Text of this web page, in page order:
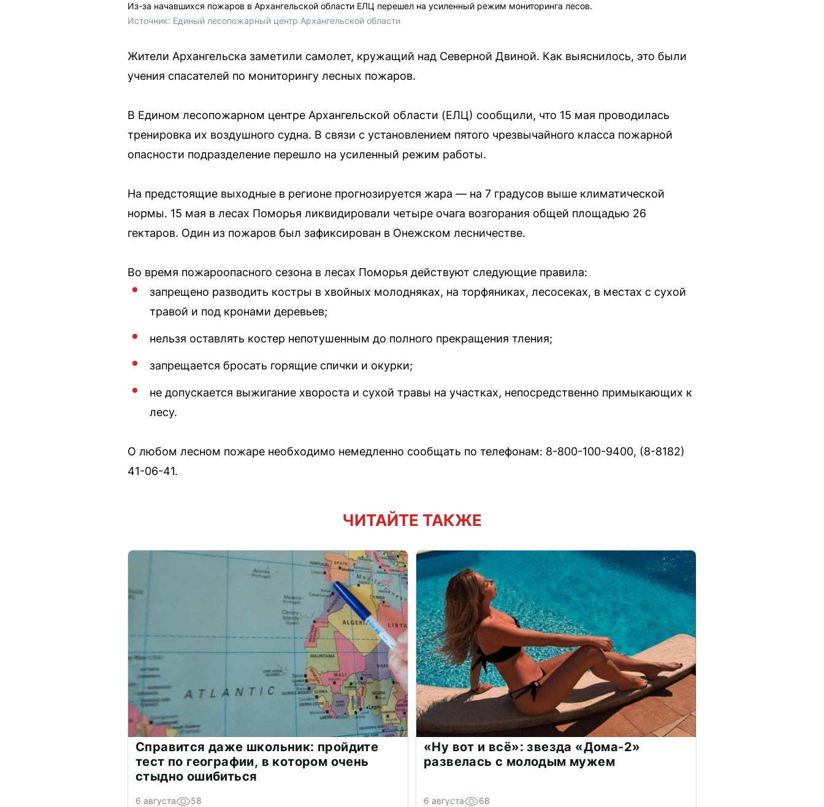
Из-за начавшихся пожаров в Архангельской области ЕЛЦ перешел на усиленный режим мониторинга лесов.
Источник: Единый лесопожарный центр Архангельской области
Жители Архангельска заметили самолет, кружащий над Северной Двиной. Как выяснилось, это были
учения спасателей по мониторингу лесных пожаров.
В Едином лесопожарном центре Архангельской области (ЕЛЦ) сообщили, что 15 мая проводилась
тренировка их воздушного судна. В связи с установлением пятого чрезвычайного класса пожарной
опасности подразделение перешло на усиленный режим работы.
На предстоящие выходные в регионе прогнозируется жара — на 7 градусов выше климатической
нормы. 15 мая в лесах Поморья ликвидировали четыре очага возгорания общей площадью 26
гектаров. Один из пожаров был зафиксирован в Онежском лесничестве.
Во время пожароопасного сезона в лесах Поморья действуют следующие правила:
запрещено разводить костры в хвойных молодняках, на торфяниках, лесосеках, в местах с сухой
травой и под кронами деревьев;
нельзя оставлять костер непотушенным до полного прекращения тления;
запрещается бросать горящие спички и окурки;
не допускается выжигание хвороста и сухой травы на участках, непосредственно примыкающих к
лесу.
О любом лесном пожаре необходимо немедленно сообщать по телефонам: 8-800-100-9400, (8-8182)
41-06-41.
ЧИТАЙТЕ ТАКЖЕ
Справится даже школьник: пройдите
тест по географии, в котором очень
стыдно ошибиться
6 августа 58
«Ну вот и всё»: звезда «Дома-2»
развелась с молодым мужем
6 августа 68